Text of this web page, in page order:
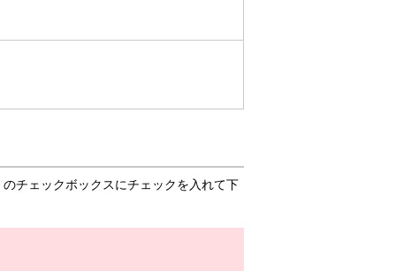
チェックボックスにチェックを入れて下